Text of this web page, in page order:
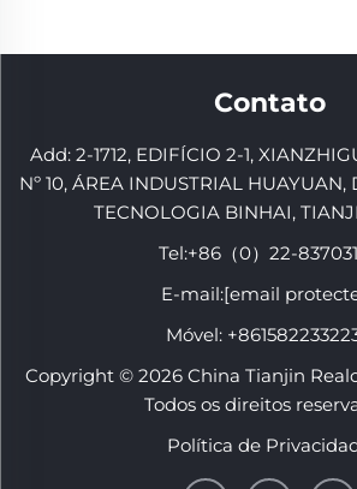
Contato
Add: 2-1712, EDIFÍCIO 2-1,
Nº 10, ÁREA INDUSTRIAL HUAYUAN,
TECNOLOGIA BINHAI,
Tel:+86（0）22-
E-mail:[email
Móvel:
Copyright © 2026 China Tianjin
Todos os direitos
Política de